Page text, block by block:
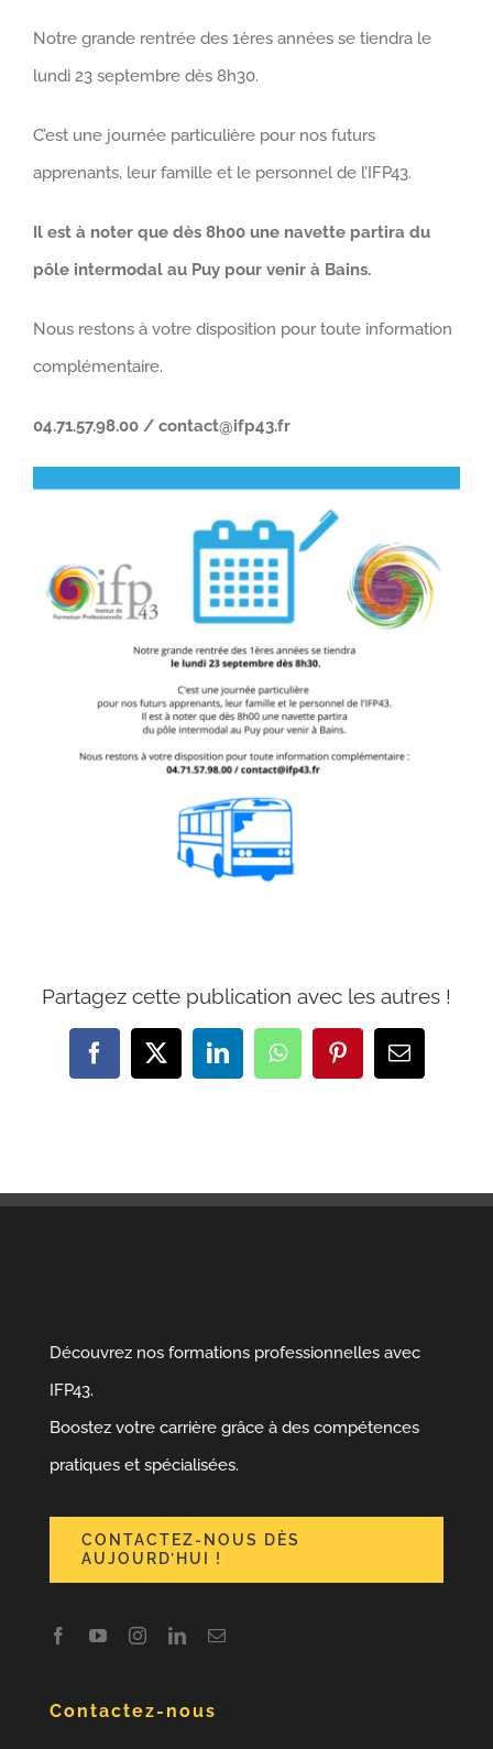
Notre grande rentrée des 1ères années se tiendra le
lundi 23 septembre dès 8h30.
C’est une journée particulière pour nos futurs
apprenants, leur famille et le personnel de l’IFP43.
Il est à noter que dès 8h00 une navette partira du
pôle intermodal au Puy pour venir à Bains.
Nous restons à votre disposition pour toute information
complémentaire.
04.71.57.98.00 / contact@ifp43.fr
Partagez cette publication avec les autres !
Facebook
X LinkedInWhatsAppPinterestEmail
Découvrez nos formations professionnelles avec
IFP43.
Boostez votre carrière grâce à des compétences
pratiques et spécialisées.
CONTACTEZ-NOUS DÈS
AUJOURD’HUI !
Contactez-nous